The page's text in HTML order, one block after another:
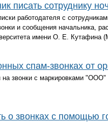
писать сотруднику
работодателя с
и сообщения начальника,
имени О. Е.
спам-звонках от
звонки с маркировками
о звонках с помощью